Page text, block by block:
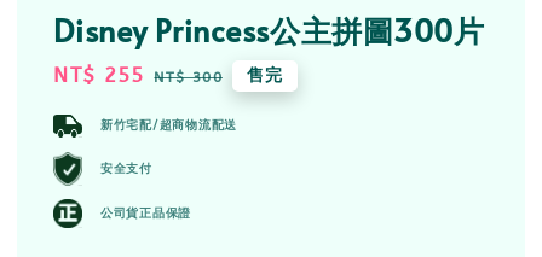
Disney Princess公主拼圖300片
Sale
NT$ 255 Regular
NT$ 300 售完
新竹宅配/超商物流配送
安全支付
公司貨正品保證